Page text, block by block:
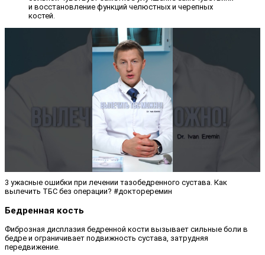
и восстановление функций челюстных и черепных
костей.
3 ужасные ошибки при лечении тазобедренного сустава. Как
вылечить ТБС без операции? #доктореремин
Бедренная кость
Фиброзная дисплазия бедренной кости вызывает сильные боли в
бедре и ограничивает подвижность сустава, затрудняя
передвижение.